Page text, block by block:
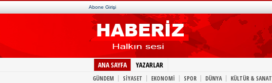
Abone Girişi
ANA SAYFA YAZARLAR
GÜNDEM | SİYASET | EKONOMİ | SPOR | DÜNYA | KÜLTÜR & SANAT